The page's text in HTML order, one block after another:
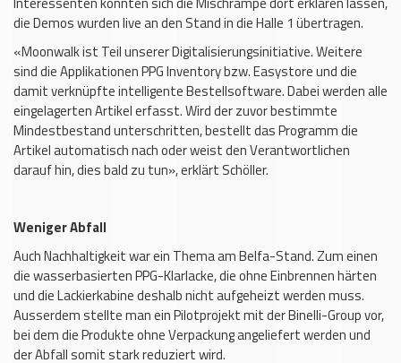
die Demos wurden live an den Stand in die Halle 1 übertragen.
«Moonwalk ist Teil unserer Digitalisierungsinitiative. Weitere
sind die Applikationen PPG Inventory bzw. Easystore und die
damit verknüpfte intelligente Bestellsoftware. Dabei werden alle
eingelagerten Artikel erfasst. Wird der zuvor bestimmte
Mindestbestand unterschritten, bestellt das Programm die
Artikel automatisch nach oder weist den Verantwortlichen
darauf hin, dies bald zu tun», erklärt Schöller.
Weniger Abfall
Auch Nachhaltigkeit war ein Thema am Belfa-Stand. Zum einen
die wasserbasierten PPG-Klarlacke, die ohne Einbrennen härten
und die Lackierkabine deshalb nicht aufgeheizt werden muss.
Ausserdem stellte man ein Pilotprojekt mit der Binelli-Group vor,
bei dem die Produkte ohne Verpackung angeliefert werden und
der Abfall somit stark reduziert wird.